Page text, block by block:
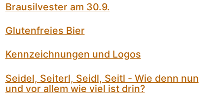
Brausilvester am 30.9.
Glutenfreies Bier
Kennzeichnungen und Logos
Seidel, Seiterl, Seidl, Seitl - Wie denn nun
und vor allem wie viel ist drin?